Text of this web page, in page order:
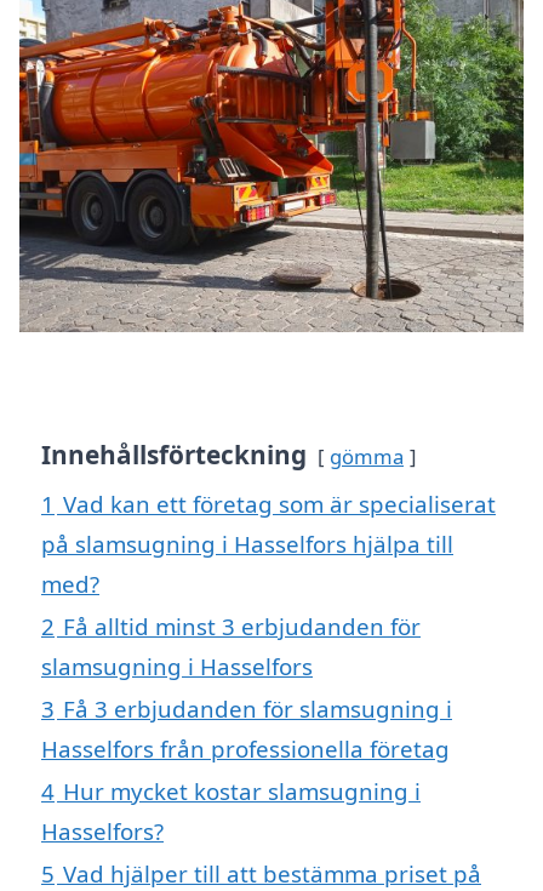
Innehållsförteckning gömma
1 Vad kan ett företag som är specialiserat
på slamsugning i Hasselfors hjälpa till
med?
2 Få alltid minst 3 erbjudanden för
slamsugning i Hasselfors
3 Få 3 erbjudanden för slamsugning i
Hasselfors från professionella företag
4 Hur mycket kostar slamsugning i
Hasselfors?
5 Vad hjälper till att bestämma priset på